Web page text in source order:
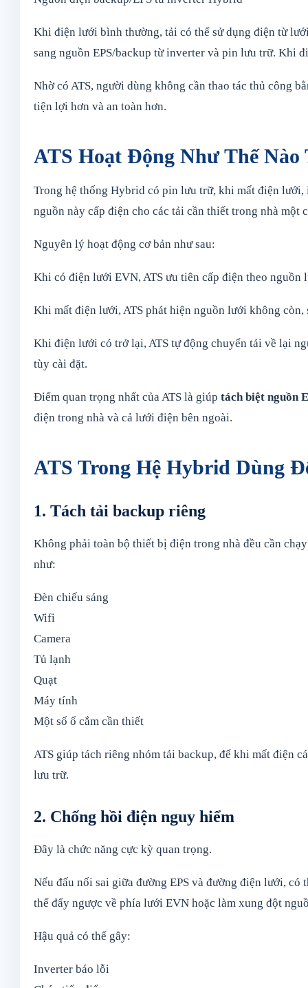
Khi điện lưới bình thường, tải có thể sử dụng điện từ
sang nguồn EPS/backup từ inverter và pin lưu trữ. Khi
Nhờ có ATS, người dùng không cần thao tác thủ công
tiện lợi hơn và an toàn hơn.
ATS Hoạt Động Như Thế
Trong hệ thống Hybrid có pin lưu trữ, khi mất điện lưới,
nguồn này cấp điện cho các tải cần thiết trong nhà một
Nguyên lý hoạt động cơ bản như sau:
Khi có điện lưới EVN, ATS ưu tiên cấp điện theo nguồn
Khi mất điện lưới, ATS phát hiện nguồn lưới không
Khi điện lưới có trở lại, ATS tự động chuyển tải về lại
tùy cài đặt.
Điểm quan trọng nhất của ATS là giúp tách biệt nguồn
điện trong nhà và cả lưới điện bên ngoài.
ATS Trong Hệ Hybrid Dùng
1. Tách tải backup riêng
Không phải toàn bộ thiết bị điện trong nhà đều cần
như:
Đèn chiếu sáng
Wifi
Camera
Tủ lạnh
Quạt
Máy tính
Một số ổ cắm cần thiết
ATS giúp tách riêng nhóm tải backup, để khi mất điện
lưu trữ.
2. Chống hồi điện nguy hiểm
Đây là chức năng cực kỳ quan trọng.
Nếu đấu nối sai giữa đường EPS và đường điện lưới, có
thể đẩy ngược về phía lưới EVN hoặc làm xung đột
Hậu quả có thể gây:
Inverter báo lỗi